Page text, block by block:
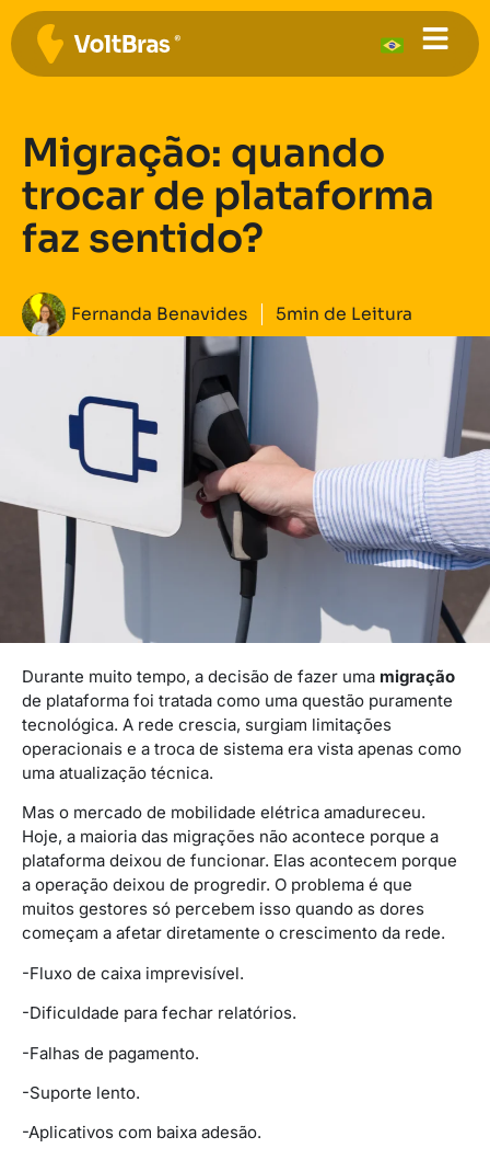
Migração: quando
trocar de plataforma
faz sentido?
Fernanda Benavides 5min de Leitura
Durante muito tempo, a decisão de fazer uma migração
de plataforma foi tratada como uma questão puramente
tecnológica. A rede crescia, surgiam limitações
operacionais e a troca de sistema era vista apenas como
uma atualização técnica.
Mas o mercado de mobilidade elétrica amadureceu.
Hoje, a maioria das migrações não acontece porque a
plataforma deixou de funcionar. Elas acontecem porque
a operação deixou de progredir. O problema é que
muitos gestores só percebem isso quando as dores
começam a afetar diretamente o crescimento da rede.
-Fluxo de caixa imprevisível.
-Dificuldade para fechar relatórios.
-Falhas de pagamento.
-Suporte lento.
-Aplicativos com baixa adesão.